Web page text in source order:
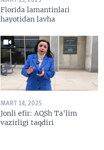
Florida lamantinlari
hayotidan lavha
MART 14, 2025
Jonli efir: AQSh Ta'lim
vazirligi taqdiri